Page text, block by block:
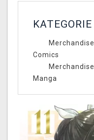
KATEGORIE
Merchandise
Comics
Merchandise
Manga